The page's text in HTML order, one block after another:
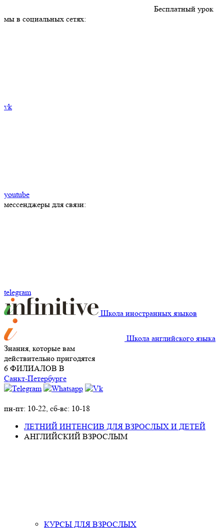
Бесплатный урок
мы в социальных сетях:
vk
youtube
мессенджеры для связи:
telegram
Школа иностранных языков
Школа английского языка
Знания, которые вам
действительно пригодятся
6 ФИЛИАЛОВ В
Санкт-Петербурге
пн-пт: 10-22, сб-вс: 10-18
ЛЕТНИЙ ИНТЕНСИВ ДЛЯ ВЗРОСЛЫХ И ДЕТЕЙ
АНГЛИЙСКИЙ ВЗРОСЛЫМ
КУРСЫ ДЛЯ ВЗРОСЛЫХ